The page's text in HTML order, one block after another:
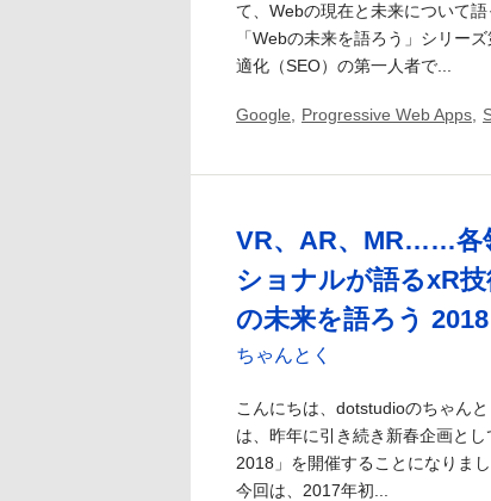
て、Webの現在と未来について
「Webの未来を語ろう」シリー
適化（SEO）の第一人者で...
Google Progressive Web Apps
VR、AR、MR……各
ショナルが語るxR
の未来を語ろう 2018
ちゃんとく
こんにちは、dotstudioのちゃん
は、昨年に引き続き新春企画と
2018」を開催することになりま
今回は、2017年初...